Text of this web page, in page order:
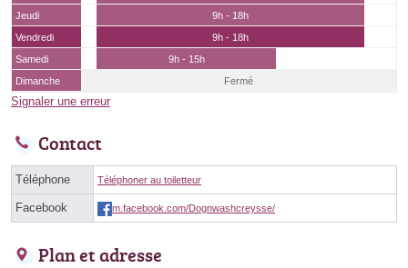
Jeudi
9h - 18h
Vendredi
9h - 18h
Samedi
9h - 15h
Dimanche
Fermé
Signaler une erreur
Contact
Téléphone Téléphoner au toiletteur
Facebook m.facebook.com/Dognwashcreysse/
Plan et adresse